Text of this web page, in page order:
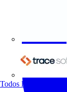
Todos los socios